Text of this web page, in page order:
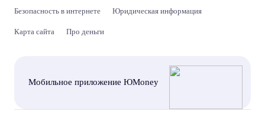
Безопасность в интернете Юридическая информация
Карта сайта Про деньги
Мобильное приложение ЮMoney